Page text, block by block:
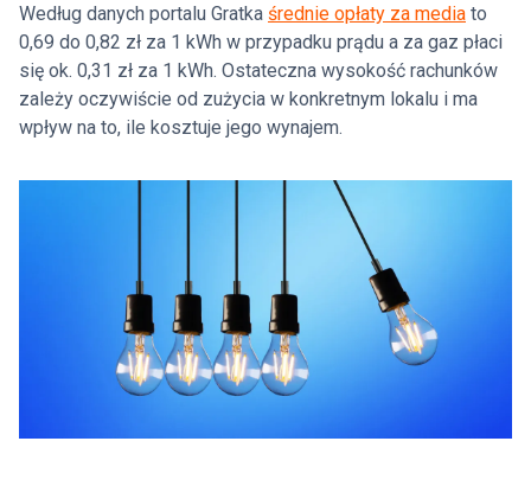
Według danych portalu Gratka średnie opłaty za media to
0,69 do 0,82 zł za 1 kWh w przypadku prądu a za gaz płaci
się ok. 0,31 zł za 1 kWh. Ostateczna wysokość rachunków
zależy oczywiście od zużycia w konkretnym lokalu i ma
wpływ na to, ile kosztuje jego wynajem.